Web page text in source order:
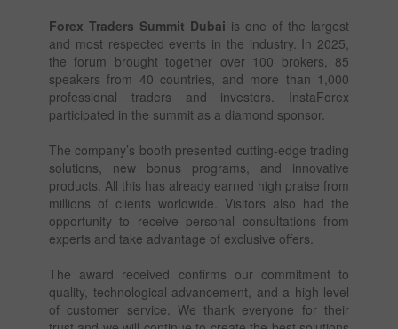
Forex Traders Summit Dubai is one of the largest
and most respected events in the industry. In 2025,
the forum brought together over 100 brokers, 85
speakers from 40 countries, and more than 1,000
professional traders and investors. InstaForex
participated in the summit as a diamond sponsor.
The company’s booth presented cutting-edge trading
solutions, new bonus programs, and innovative
products. All this has already earned high praise from
millions of clients worldwide. Visitors also had the
opportunity to receive personal consultations from
experts and take advantage of exclusive offers.
The award received confirms our commitment to
quality, technological advancement, and a high level
of customer service. We thank everyone for their